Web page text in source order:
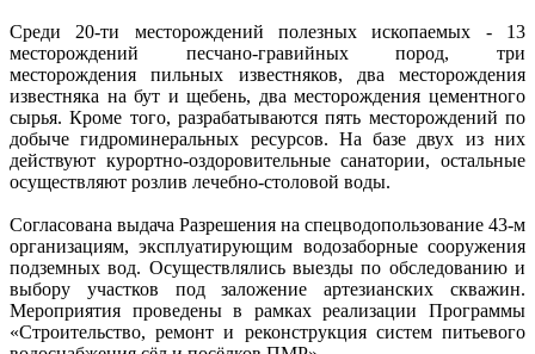
Среди 20-ти месторождений полезных ископаемых - 13
месторождений песчано-гравийных пород, три
месторождения пильных известняков, два месторождения
известняка на бут и щебень, два месторождения цементного
сырья. Кроме того, разрабатываются пять месторождений по
добыче гидроминеральных ресурсов. На базе двух из них
действуют курортно-оздоровительные санатории, остальные
осуществляют розлив лечебно-столовой воды.
Согласована выдача Разрешения на спецводопользование 43-м
организациям, эксплуатирующим водозаборные сооружения
подземных вод. Осуществлялись выезды по обследованию и
выбору участков под заложение артезианских скважин.
Мероприятия проведены в рамках реализации Программы
«Строительство, ремонт и реконструкция систем питьевого